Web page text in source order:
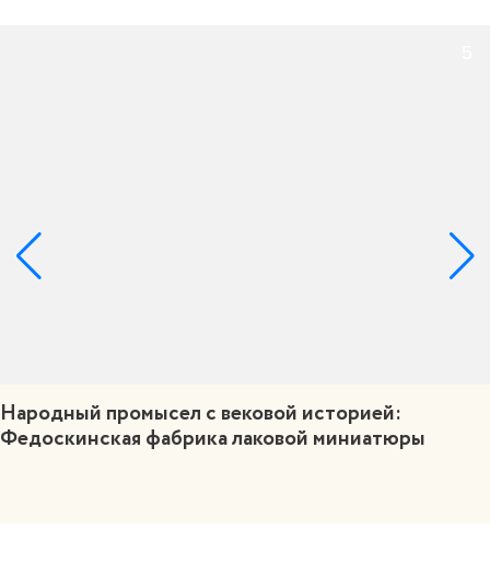
Народный промысел с вековой историей:
Федоскинская фабрика лаковой миниатюры